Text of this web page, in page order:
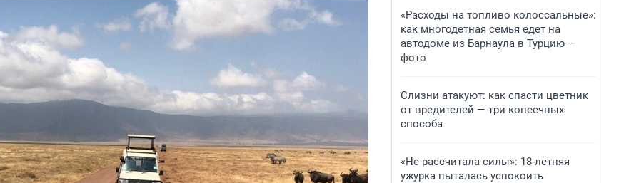
«Расходы на топливо колоссальные»:
как многодетная семья едет на
автодоме из Барнаула в Турцию —
фото
Слизни атакуют: как спасти цветник
от вредителей — три копеечных
способа
«Не рассчитала силы»: 18-летняя
ужурка пыталась успокоить